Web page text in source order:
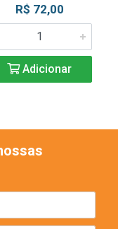
R$ 72,00
Adicionar